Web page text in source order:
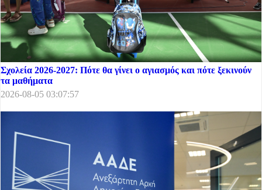
Σχολεία 2026-2027: Πότε θα γίνει ο αγιασμός και πότε ξεκινούν
τα μαθήματα
2026-08-05 03:07:57